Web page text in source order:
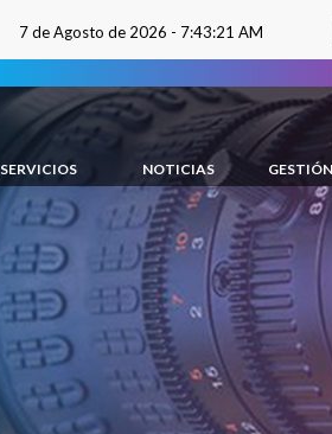
7 de Agosto de 2026 - 7:43:22 AM
SERVICIOS NOTICIAS